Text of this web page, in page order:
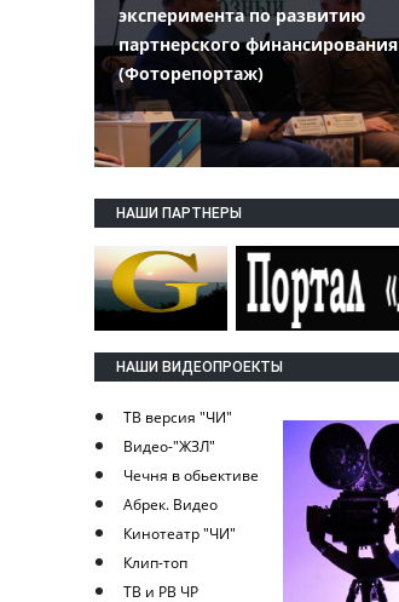
эксперимента по развитию
партнерского финансирования
(Фоторепортаж)
НАШИ ПАРТНЕРЫ
НАШИ ВИДЕОПРОЕКТЫ
ТВ версия "ЧИ"
Видео-"ЖЗЛ"
Чечня в обьективе
Абрек. Видео
Кинотеатр "ЧИ"
Клип-топ
ТВ и РВ ЧР